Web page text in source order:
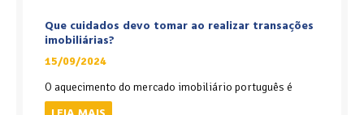
Que cuidados devo tomar ao realizar transações
imobiliárias?
15/09/2024
O aquecimento do mercado imobiliário português é